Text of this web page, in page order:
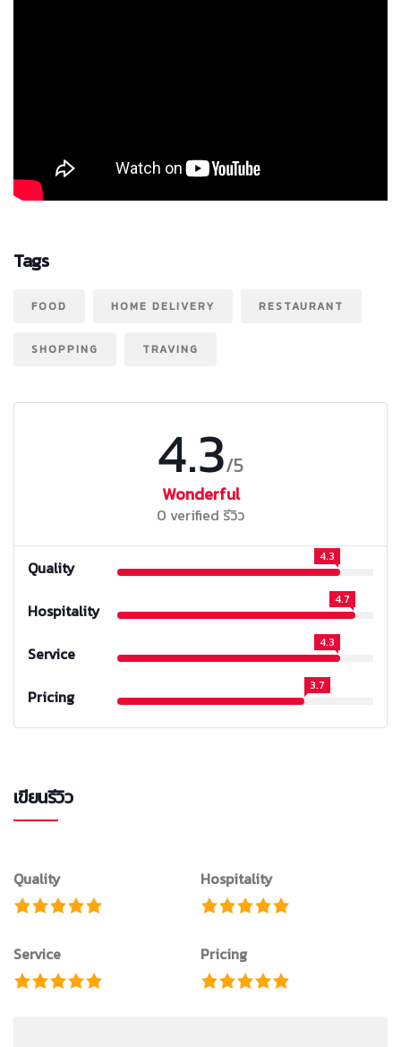
Tags
FOOD HOME DELIVERY RESTAURANT
SHOPPING TRAVING
4.3/5
Wonderful
0 verified รีวิว
Quality
4.3
Hospitality
4.7
Service
4.3
Pricing
3.7
เขียนรีวิว
Quality Hospitality
Service Pricing